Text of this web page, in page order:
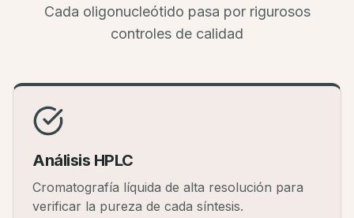
Cada oligonucleótido pasa por rigurosos
controles de calidad
Análisis HPLC
Cromatografía líquida de alta resolución para
verificar la pureza de cada síntesis.